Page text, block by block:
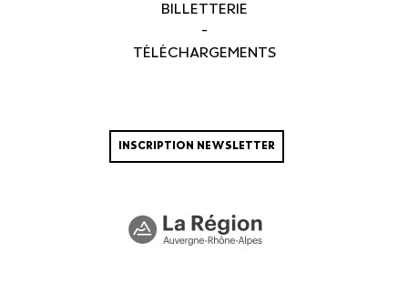
BILLETTERIE
-
TÉLÉCHARGEMENTS
INSCRIPTION NEWSLETTER